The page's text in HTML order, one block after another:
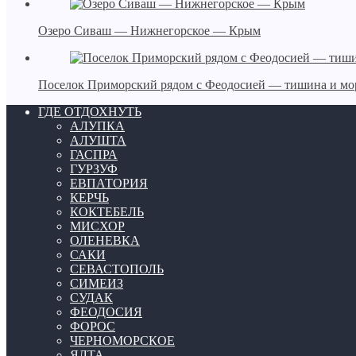
Озеро Сиваш — Нижнегорское — Крым
Поселок Приморский рядом с Феодосией — тишина и
ГДЕ ОТДОХНУТЬ
АЛУПКА
АЛУШТА
ГАСПРА
ГУРЗУФ
ЕВПАТОРИЯ
КЕРЧЬ
КОКТЕБЕЛЬ
МИСХОР
ОЛЕНЕВКА
САКИ
СЕВАСТОПОЛЬ
СИМЕИЗ
СУДАК
ФЕОДОСИЯ
ФОРОС
ЧЕРНОМОРСКОЕ